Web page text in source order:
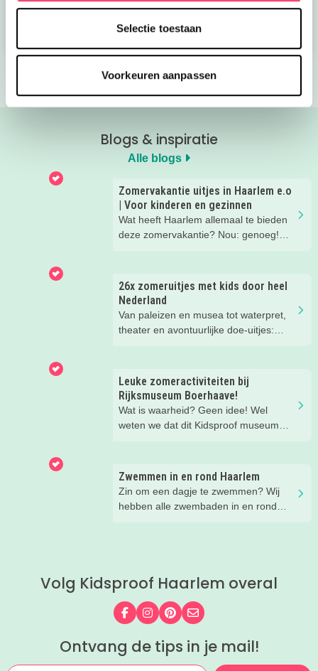
Selectie toestaan
Voorkeuren aanpassen
Blogs & inspiratie
Alle blogs
Zomervakantie uitjes in Haarlem e.o
| Voor kinderen en gezinnen
Wat heeft Haarlem allemaal te bieden
deze zomervakantie? Nou: genoeg!
familieprogramma... lees mee en vul
de vakantie met allemaal leuke uitjes
en activiteiten!
26x zomeruitjes met kids door heel
Nederland
Van paleizen en musea tot waterpret,
theater en avontuurlijke doe-uitjes:
Leuke zomeractiviteiten bij
Rijksmuseum Boerhaave!
Wat is waarheid? Geen idee! Wel
weten we dat dit Kidsproof museum
leuke testjes, ongeloofwaardige
wiskunde, waterspeeltuin,
zomerworkshops en nog veel meer bij
Zwemmen in en rond Haarlem
Zin om een dagje te zwemmen? Wij
hebben alle zwembaden in en rond
Volg Kidsproof Haarlem overal
Volg ons op Facebook
Volg ons op Instagram
Volg ons op Pinterest
Mail ons
Ontvang de tips in je mail!